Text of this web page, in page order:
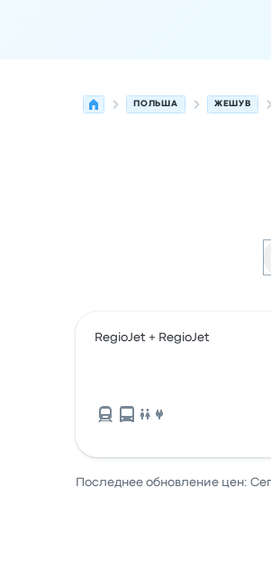
ПОЛЬША ЖЕШУВ
RegioJet + RegioJet
Последнее обновление цен: